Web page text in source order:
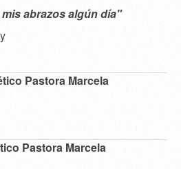
abrazos algún día"
Pastora Marcela
Pastora Marcela